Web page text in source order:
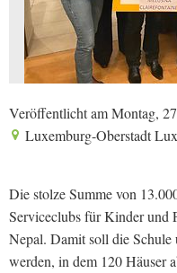
Veröffentlicht am Montag,
Luxemburg-Oberstadt
Die stolze Summe von
Serviceclubs für Kinder und
Nepal. Damit soll die Schule
werden, in dem 120 Häuser